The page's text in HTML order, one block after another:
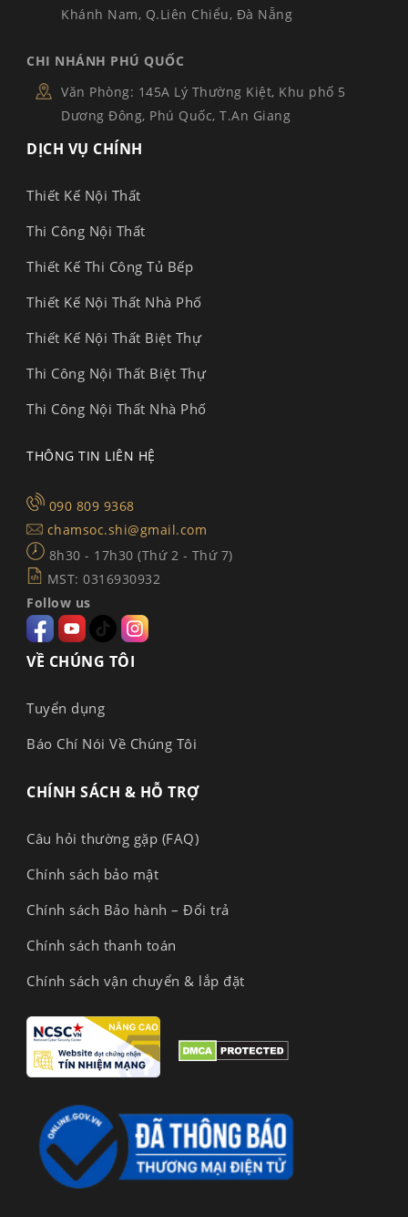
Khánh Nam, Q.Liên Chiểu, Đà Nẵng
CHI NHÁNH PHÚ QUỐC
Văn Phòng: 145A Lý Thường Kiệt, Khu phố 5
Dương Đông, Phú Quốc, T.An Giang
DỊCH VỤ CHÍNH
Thiết Kế Nội Thất
Thi Công Nội Thất
Thiết Kế Thi Công Tủ Bếp
Thiết Kế Nội Thất Nhà Phố
Thiết Kế Nội Thất Biệt Thự
Thi Công Nội Thất Biệt Thự
Thi Công Nội Thất Nhà Phố
THÔNG TIN LIÊN HỆ
090 809 9368
chamsoc.shi@gmail.com
8h30 - 17h30 (Thứ 2 - Thứ 7)
MST: 0316930932
Follow us
VỀ CHÚNG TÔI
Tuyển dụng
Báo Chí Nói Về Chúng Tôi
CHÍNH SÁCH & HỖ TRỢ
Câu hỏi thường gặp (FAQ)
Chính sách bảo mật
Chính sách Bảo hành – Đổi trả
Chính sách thanh toán
Chính sách vận chuyển & lắp đặt